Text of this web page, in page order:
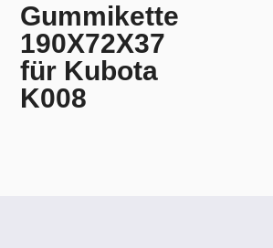
Gummikette
190X72X37
für Kubota
K008